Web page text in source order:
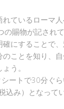
れているローマ
賜物が記されて
確にすることで
のことを知り、
う。
ートで30分ぐら
込み）となってい